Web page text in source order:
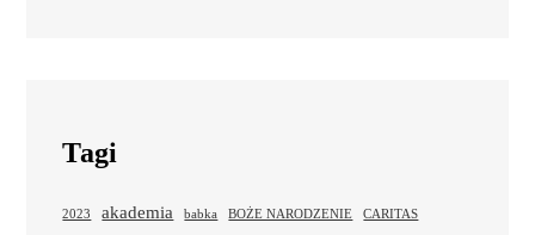
Tagi
2023 akademia babka BOŻE NARODZENIE CARITAS